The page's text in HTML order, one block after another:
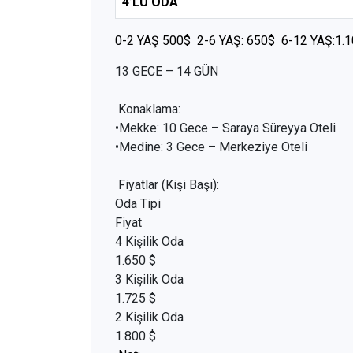
0-2 YAŞ 500$ 2-6 YAŞ: 650$ 6-12
13 GECE – 14 GÜN
Konaklama:
•Mekke: 10 Gece – Saraya Süreyya Oteli
•Medine: 3 Gece – Merkeziye Oteli
Fiyatlar (Kişi Başı):
Oda Tipi
Fiyat
4 Kişilik Oda
1.650 $
3 Kişilik Oda
1.725 $
2 Kişilik Oda
1.800 $